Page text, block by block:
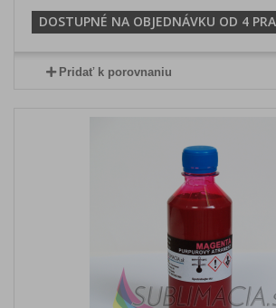
DOSTUPNÉ NA OBJEDNÁVKU OD 4
Pridať k porovnaniu